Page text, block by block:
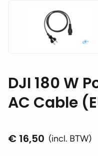
DJI 180 W
AC Cable
€ 16,50 (incl. BTW)